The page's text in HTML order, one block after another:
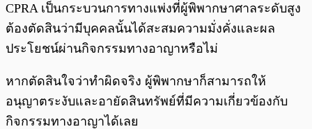
CPRA เป็นกระบวนการทางแพ่งที่ผู้พิพากษาศาลระดับสูง
ต้องตัดสินว่ามีบุคคลนั้นได้สะสมความมั่งคั่งและผล
ประโยชน์ผ่านกิจกรรมทางอาญาหรือไม่
หากตัดสินใจว่าทำผิดจริง ผู้พิพากษาก็สามารถให้
อนุญาตระงับและอายัดสินทรัพย์ที่มีความเกี่ยวข้องกับ
กิจกรรมทางอาญาได้เลย